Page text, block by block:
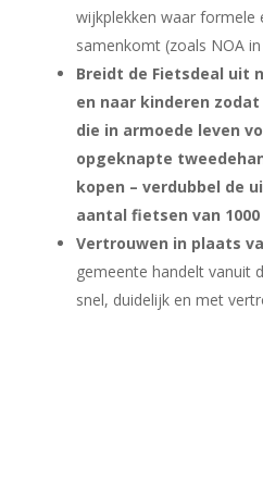
wijkplekken waar formele
samenkomt (zoals NOA
Breidt de Fietsdeal uit
en naar kinderen
die in armoede leven
opgeknapte
kopen – verdubbel de
aantal fietsen van 1000
Vertrouwen in plaats
gemeente handelt vanuit
snel, duidelijk en met